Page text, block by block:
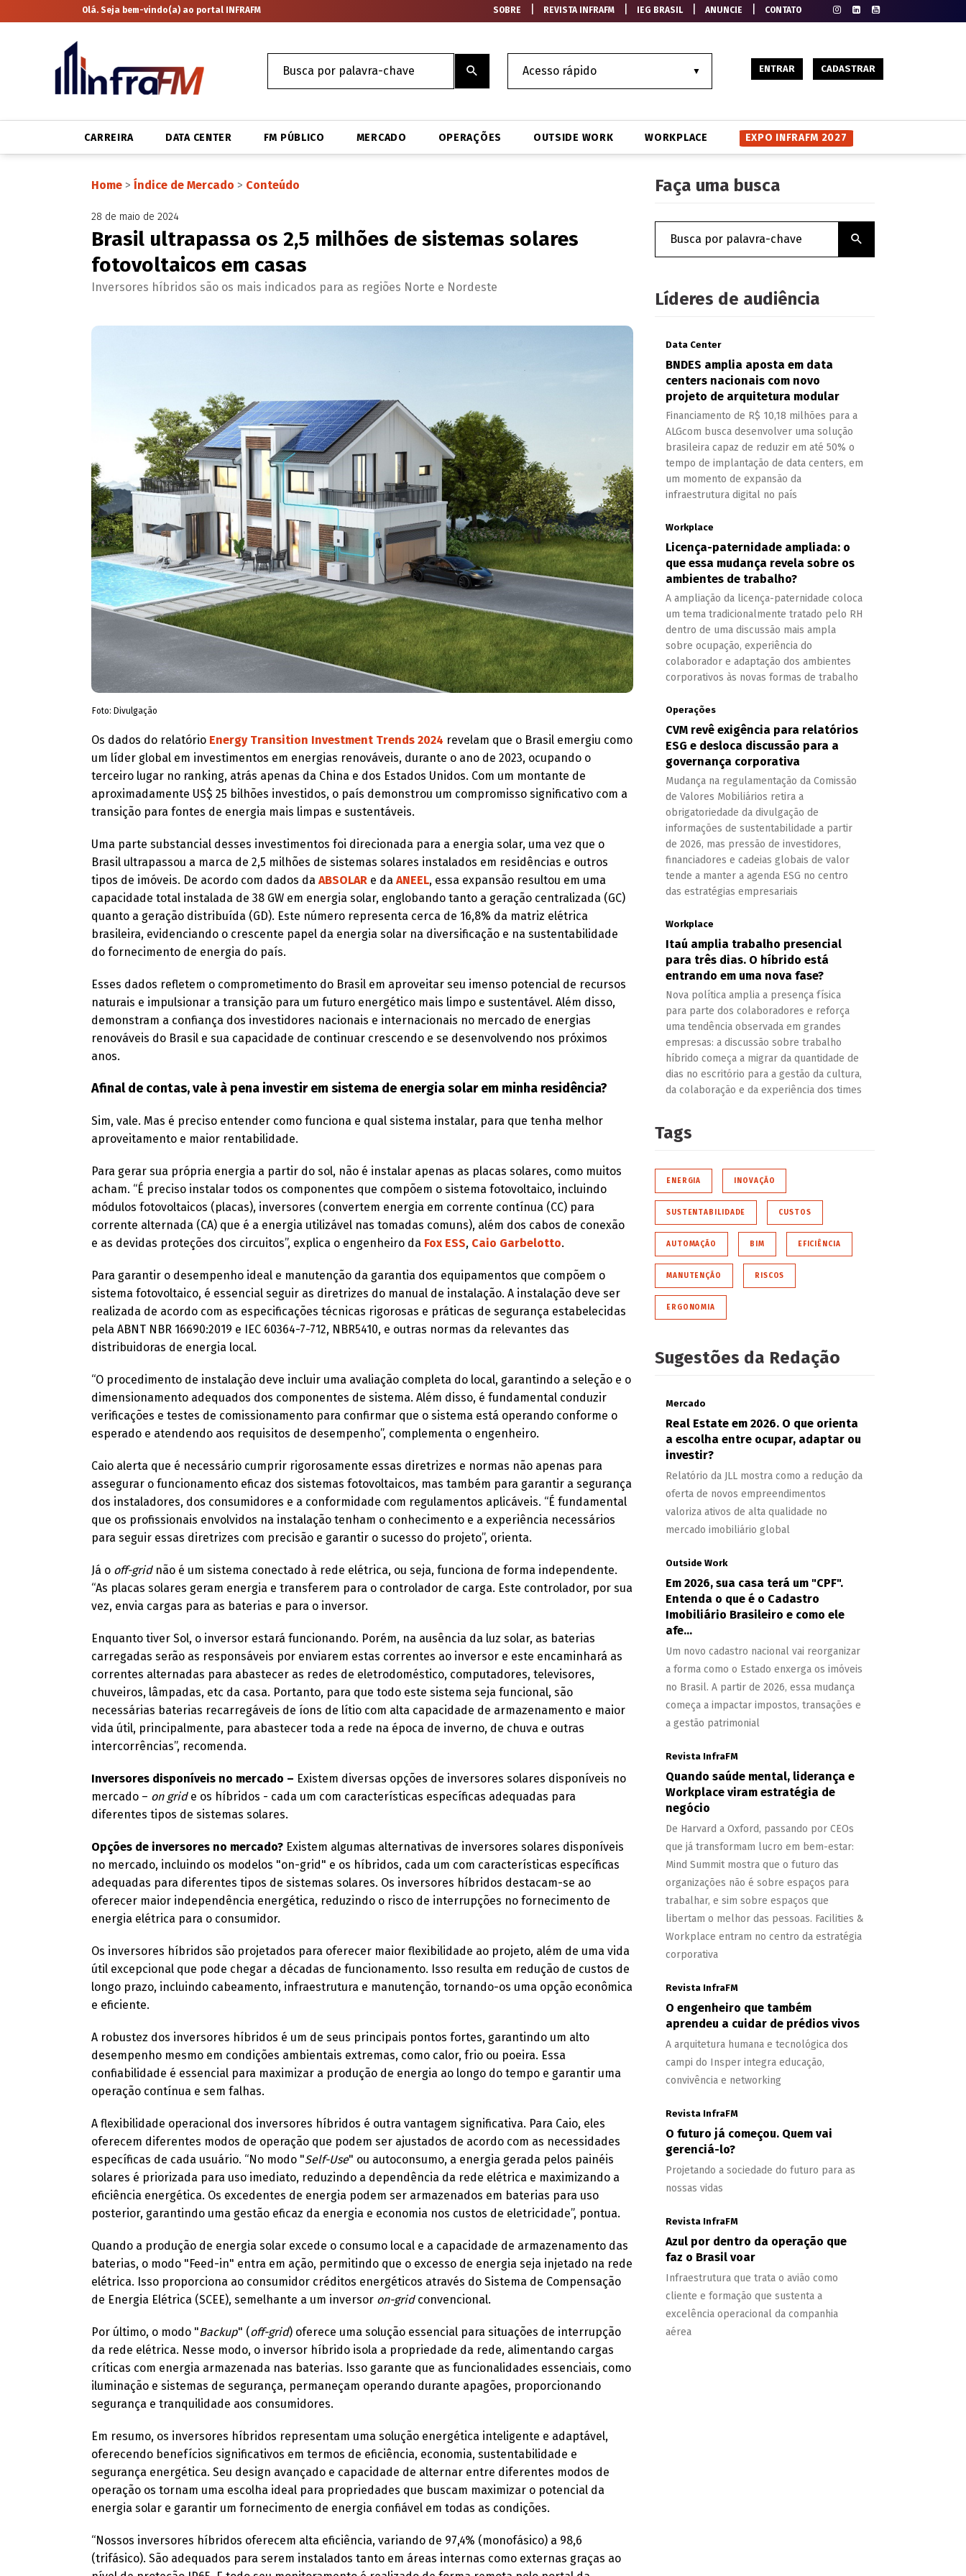
Olá. Seja bem-vindo(a) ao portal INFRAFM SOBRE REVISTA INFRAFM IEG BRASIL|ANUNCIE CONTATO
ENTRAR CADASTRAR
CARREIRA DATA CENTER FM PÚBLICO MERCADO OPERAÇÕES OUTSIDE WORK WORKPLACE EXPO INFRAFM 2027
Home> Índice de Mercado > Conteúdo
28 de maio de 2024
Brasil ultrapassa os 2,5 milhões de sistemas solares
fotovoltaicos em casas
Inversores híbridos são os mais indicados para as regiões Norte e Nordeste
Foto: Divulgação
Os dados do relatório Energy Transition Investment Trends 2024 revelam que o Brasil emergiu como
um líder global em investimentos em energias renováveis, durante o ano de 2023, ocupando o
terceiro lugar no ranking, atrás apenas da China e dos Estados Unidos. Com um montante de
aproximadamente US$ 25 bilhões investidos, o país demonstrou um compromisso significativo com a
transição para fontes de energia mais limpas e sustentáveis.
Uma parte substancial desses investimentos foi direcionada para a energia solar, uma vez que o
Brasil ultrapassou a marca de 2,5 milhões de sistemas solares instalados em residências e outros
tipos de imóveis. De acordo com dados da ABSOLAR e da ANEEL, essa expansão resultou em uma
capacidade total instalada de 38 GW em energia solar, englobando tanto a geração centralizada (GC)
quanto a geração distribuída (GD). Este número representa cerca de 16,8% da matriz elétrica
brasileira, evidenciando o crescente papel da energia solar na diversificação e na sustentabilidade
do fornecimento de energia do país.
Esses dados refletem o comprometimento do Brasil em aproveitar seu imenso potencial de recursos
naturais e impulsionar a transição para um futuro energético mais limpo e sustentável. Além disso,
demonstram a confiança dos investidores nacionais e internacionais no mercado de energias
renováveis do Brasil e sua capacidade de continuar crescendo e se desenvolvendo nos próximos
anos.
Afinal de contas, vale à pena investir em sistema de energia solar em minha residência?
Sim, vale. Mas é preciso entender como funciona e qual sistema instalar, para que tenha melhor
aproveitamento e maior rentabilidade.
Para gerar sua própria energia a partir do sol, não é instalar apenas as placas solares, como muitos
acham. “É preciso instalar todos os componentes que compõem o sistema fotovoltaico, incluindo
módulos fotovoltaicos (placas), inversores (convertem energia em corrente contínua (CC) para
corrente alternada (CA) que é a energia utilizável nas tomadas comuns), além dos cabos de conexão
e as devidas proteções dos circuitos”, explica o engenheiro da Fox ESS, Caio Garbelotto.
Para garantir o desempenho ideal e manutenção da garantia dos equipamentos que compõem o
sistema fotovoltaico, é essencial seguir as diretrizes do manual de instalação. A instalação deve ser
realizada de acordo com as especificações técnicas rigorosas e práticas de segurança estabelecidas
pela ABNT NBR 16690:2019 e IEC 60364-7-712, NBR5410, e outras normas da relevantes das
distribuidoras de energia local.
“O procedimento de instalação deve incluir uma avaliação completa do local, garantindo a seleção e o
dimensionamento adequados dos componentes de sistema. Além disso, é fundamental conduzir
verificações e testes de comissionamento para confirmar que o sistema está operando conforme o
esperado e atendendo aos requisitos de desempenho”, complementa o engenheiro.
Caio alerta que é necessário cumprir rigorosamente essas diretrizes e normas não apenas para
assegurar o funcionamento eficaz dos sistemas fotovoltaicos, mas também para garantir a segurança
dos instaladores, dos consumidores e a conformidade com regulamentos aplicáveis. “É fundamental
que os profissionais envolvidos na instalação tenham o conhecimento e a experiência necessários
para seguir essas diretrizes com precisão e garantir o sucesso do projeto”, orienta.
Já o off-grid não é um sistema conectado à rede elétrica, ou seja, funciona de forma independente.
“As placas solares geram energia e transferem para o controlador de carga. Este controlador, por sua
vez, envia cargas para as baterias e para o inversor.
Enquanto tiver Sol, o inversor estará funcionando. Porém, na ausência da luz solar, as baterias
carregadas serão as responsáveis por enviarem estas correntes ao inversor e este encaminhará as
correntes alternadas para abastecer as redes de eletrodoméstico, computadores, televisores,
chuveiros, lâmpadas, etc da casa. Portanto, para que todo este sistema seja funcional, são
necessárias baterias recarregáveis de íons de lítio com alta capacidade de armazenamento e maior
vida útil, principalmente, para abastecer toda a rede na época de inverno, de chuva e outras
intercorrências”, recomenda.
Inversores disponíveis no mercado – Existem diversas opções de inversores solares disponíveis no
mercado – on grid e os híbridos - cada um com características específicas adequadas para
diferentes tipos de sistemas solares.
Opções de inversores no mercado? Existem algumas alternativas de inversores solares disponíveis
no mercado, incluindo os modelos "on-grid" e os híbridos, cada um com características específicas
adequadas para diferentes tipos de sistemas solares. Os inversores híbridos destacam-se ao
oferecer maior independência energética, reduzindo o risco de interrupções no fornecimento de
energia elétrica para o consumidor.
Os inversores híbridos são projetados para oferecer maior flexibilidade ao projeto, além de uma vida
útil excepcional que pode chegar a décadas de funcionamento. Isso resulta em redução de custos de
longo prazo, incluindo cabeamento, infraestrutura e manutenção, tornando-os uma opção econômica
e eficiente.
A robustez dos inversores híbridos é um de seus principais pontos fortes, garantindo um alto
desempenho mesmo em condições ambientais extremas, como calor, frio ou poeira. Essa
confiabilidade é essencial para maximizar a produção de energia ao longo do tempo e garantir uma
operação contínua e sem falhas.
A flexibilidade operacional dos inversores híbridos é outra vantagem significativa. Para Caio, eles
oferecem diferentes modos de operação que podem ser ajustados de acordo com as necessidades
específicas de cada usuário. “No modo "Self-Use" ou autoconsumo, a energia gerada pelos painéis
solares é priorizada para uso imediato, reduzindo a dependência da rede elétrica e maximizando a
eficiência energética. Os excedentes de energia podem ser armazenados em baterias para uso
posterior, garantindo uma gestão eficaz da energia e economia nos custos de eletricidade”, pontua.
Quando a produção de energia solar excede o consumo local e a capacidade de armazenamento das
baterias, o modo "Feed-in" entra em ação, permitindo que o excesso de energia seja injetado na rede
elétrica. Isso proporciona ao consumidor créditos energéticos através do Sistema de Compensação
de Energia Elétrica (SCEE), semelhante a um inversor on-grid convencional.
Por último, o modo "Backup" (off-grid) oferece uma solução essencial para situações de interrupção
da rede elétrica. Nesse modo, o inversor híbrido isola a propriedade da rede, alimentando cargas
críticas com energia armazenada nas baterias. Isso garante que as funcionalidades essenciais, como
iluminação e sistemas de segurança, permaneçam operando durante apagões, proporcionando
segurança e tranquilidade aos consumidores.
Em resumo, os inversores híbridos representam uma solução energética inteligente e adaptável,
oferecendo benefícios significativos em termos de eficiência, economia, sustentabilidade e
segurança energética. Seu design avançado e capacidade de alternar entre diferentes modos de
operação os tornam uma escolha ideal para propriedades que buscam maximizar o potencial da
energia solar e garantir um fornecimento de energia confiável em todas as condições.
“Nossos inversores híbridos oferecem alta eficiência, variando de 97,4% (monofásico) a 98,6
(trifásico). São adequados para serem instalados tanto em áreas internas como externas graças ao
Faça uma busca
Líderes de audiência
Data Center
BNDES amplia aposta em data
centers nacionais com novo
projeto de arquitetura modular
Financiamento de R$ 10,18 milhões para a
ALGcom busca desenvolver uma solução
brasileira capaz de reduzir em até 50% o
tempo de implantação de data centers, em
um momento de expansão da
infraestrutura digital no país
Workplace
Licença-paternidade ampliada: o
que essa mudança revela sobre os
ambientes de trabalho?
A ampliação da licença-paternidade coloca
um tema tradicionalmente tratado pelo RH
dentro de uma discussão mais ampla
sobre ocupação, experiência do
colaborador e adaptação dos ambientes
corporativos às novas formas de trabalho
Operações
CVM revê exigência para relatórios
ESG e desloca discussão para a
governança corporativa
Mudança na regulamentação da Comissão
de Valores Mobiliários retira a
obrigatoriedade da divulgação de
informações de sustentabilidade a partir
de 2026, mas pressão de investidores,
financiadores e cadeias globais de valor
tende a manter a agenda ESG no centro
das estratégias empresariais
Workplace
Itaú amplia trabalho presencial
para três dias. O híbrido está
entrando em uma nova fase?
Nova política amplia a presença física
para parte dos colaboradores e reforça
uma tendência observada em grandes
empresas: a discussão sobre trabalho
híbrido começa a migrar da quantidade de
dias no escritório para a gestão da cultura,
da colaboração e da experiência dos times
Tags
ENERGIA INOVAÇÃO
SUSTENTABILIDADE CUSTOS
AUTOMAÇÃO BIM EFICIÊNCIA
MANUTENÇÃO RISCOS
ERGONOMIA
Sugestões da Redação
Mercado
Real Estate em 2026. O que orienta
a escolha entre ocupar, adaptar ou
investir?
Relatório da JLL mostra como a redução da
oferta de novos empreendimentos
valoriza ativos de alta qualidade no
mercado imobiliário global
Outside Work
Em 2026, sua casa terá um "CPF".
Entenda o que é o Cadastro
Imobiliário Brasileiro e como ele
afe...
Um novo cadastro nacional vai reorganizar
a forma como o Estado enxerga os imóveis
no Brasil. A partir de 2026, essa mudança
começa a impactar impostos, transações e
a gestão patrimonial
Revista InfraFM
Quando saúde mental, liderança e
Workplace viram estratégia de
negócio
De Harvard a Oxford, passando por CEOs
que já transformam lucro em bem-estar:
Mind Summit mostra que o futuro das
organizações não é sobre espaços para
trabalhar, e sim sobre espaços que
libertam o melhor das pessoas. Facilities &
Workplace entram no centro da estratégia
corporativa
Revista InfraFM
O engenheiro que também
aprendeu a cuidar de prédios vivos
A arquitetura humana e tecnológica dos
campi do Insper integra educação,
convivência e networking
Revista InfraFM
O futuro já começou. Quem vai
gerenciá-lo?
Projetando a sociedade do futuro para as
nossas vidas
Revista InfraFM
Azul por dentro da operação que
faz o Brasil voar
Infraestrutura que trata o avião como
cliente e formação que sustenta a
excelência operacional da companhia
aérea